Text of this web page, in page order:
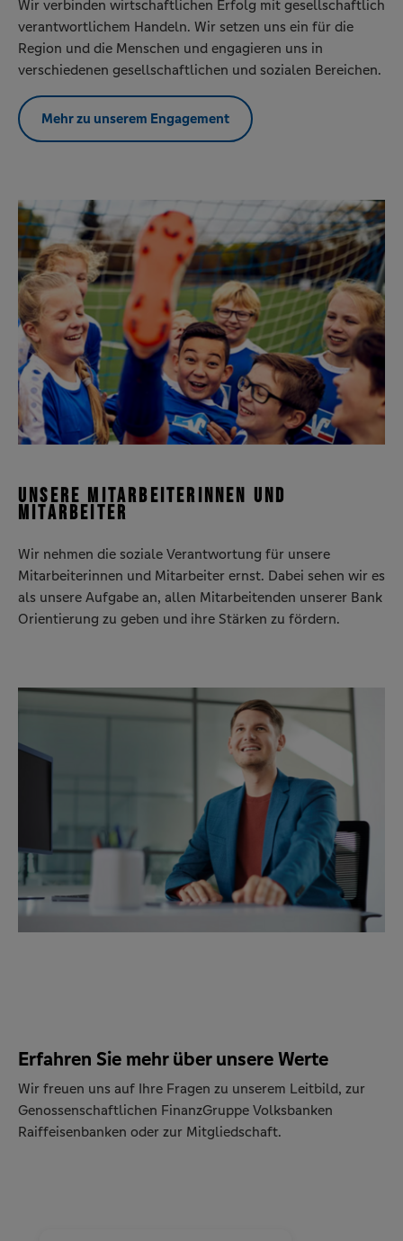
Wir verbinden wirtschaftlichen Erfolg mit gesellschaftlich
verantwortlichem Handeln. Wir setzen uns ein für die
Region und die Menschen und engagieren uns in
verschiedenen gesellschaftlichen und sozialen Bereichen.
Mehr zu unserem Engagement
UNSERE MITARBEITERINNEN UND
MITARBEITER
Wir nehmen die soziale Verantwortung für unsere
Mitarbeiterinnen und Mitarbeiter ernst. Dabei sehen wir es
als unsere Aufgabe an, allen Mitarbeitenden unserer Bank
Orientierung zu geben und ihre Stärken zu fördern.
Erfahren Sie mehr über unsere Werte
Wir freuen uns auf Ihre Fragen zu unserem Leitbild, zur
Genossenschaftlichen FinanzGruppe Volksbanken
Raiffeisenbanken oder zur Mitgliedschaft.